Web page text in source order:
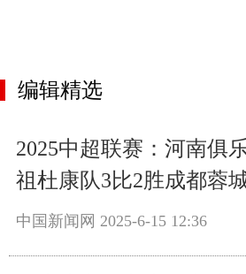
编辑精选
2025中超联赛：河南俱
祖杜康队3比2胜成都蓉
中国新闻网 2025-6-15 12:36